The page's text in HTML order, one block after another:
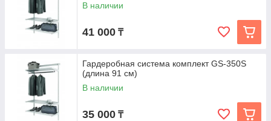
В наличии
41 000 ₸
Гардеробная система комплект GS-350S
(длина 91 см)
В наличии
35 000 ₸